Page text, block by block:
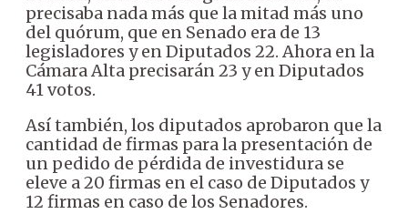
precisaba nada más que la mitad más uno
del quórum, que en Senado era de 13
legisladores y en Diputados 22. Ahora en la
Cámara Alta precisarán 23 y en Diputados
41 votos.
Así también, los diputados aprobaron que la
cantidad de firmas para la presentación de
un pedido de pérdida de investidura se
eleve a 20 firmas en el caso de Diputados y
12 firmas en caso de los Senadores.